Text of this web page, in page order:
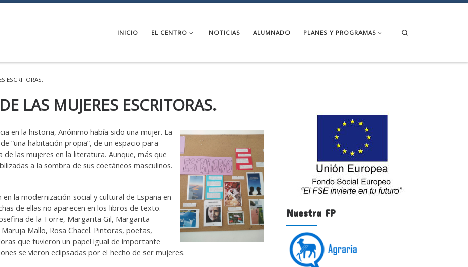
INICIO EL CENTRO NOTICIAS ALUMNADO PLANES Y PROGRAMAS
ESCRITORAS.
LAS MUJERES ESCRITORAS.
en la historia, Anónimo había sido una mujer. La
“una habitación propia”, de un espacio para
las mujeres en la literatura. Aunque, más que
a la sombra de sus coetáneos masculinos.
la modernización social y cultural de España en
de ellas no aparecen en los libros de texto.
de la Torre, Margarita Gil, Margarita
Mallo, Rosa Chacel. Pintoras, poetas,
que tuvieron un papel igual de importante
se vieron eclipsadas por el hecho de ser mujeres.
Nuestra FP